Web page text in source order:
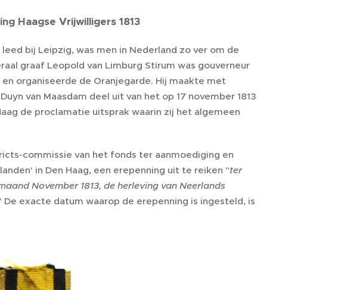
Haagse Vrijwilligers 1813
bij Leipzig, was men in Nederland zo ver om de
graaf Leopold van Limburg Stirum was gouverneur
organiseerde de Oranjegarde. Hij maakte met
van Maasdam deel uit van het op 17 november 1813
de proclamatie uitsprak waarin zij het algemeen
commissie van het fonds ter aanmoediging en
in Den Haag, een erepenning uit te reiken "ter
November 1813, de herleving van Neerlands
De exacte datum waarop de erepenning is ingesteld, is